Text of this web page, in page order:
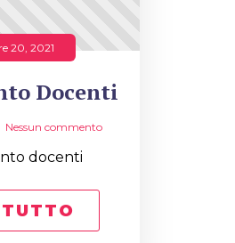
20, 2021
Docenti
Nessun commento
docenti